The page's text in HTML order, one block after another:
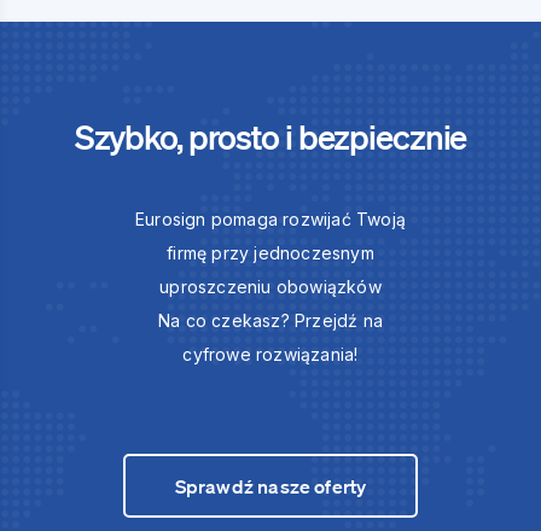
Szybko, prosto i bezpiecznie
Eurosign pomaga rozwijać Twoją
firmę przy jednoczesnym
uproszczeniu obowiązków
Na co czekasz? Przejdź na
cyfrowe rozwiązania!
Sprawdź nasze oferty